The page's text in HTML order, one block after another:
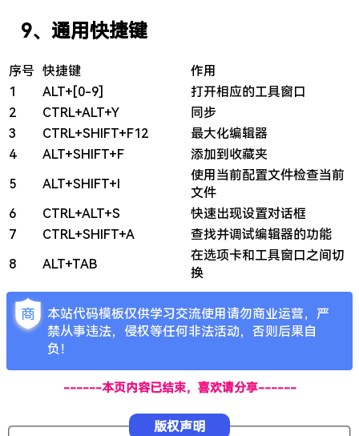
9、通用快捷键
序号 快捷键
作用
1
ALT+[0-9]
打开相应的工具窗口
2
CTRL+ALT+Y
同步
3
CTRL+SHIFT+F12
最大化编辑器
4
ALT+SHIFT+F
添加到收藏夹
5
ALT+SHIFT+I
使用当前配置文件检查当前
文件
6
CTRL+ALT+S
快速出现设置对话框
7
CTRL+SHIFT+A
查找并调试编辑器的功能
8
ALT+TAB
在选项卡和工具窗口之间切
换
本站代码模板仅供学习交流使用请勿商业运营，严
禁从事违法，侵权等任何非法活动，否则后果自
负！
------本页内容已结束，喜欢请分享------
版权声明